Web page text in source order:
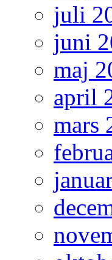
juli
juni
maj
april
mars